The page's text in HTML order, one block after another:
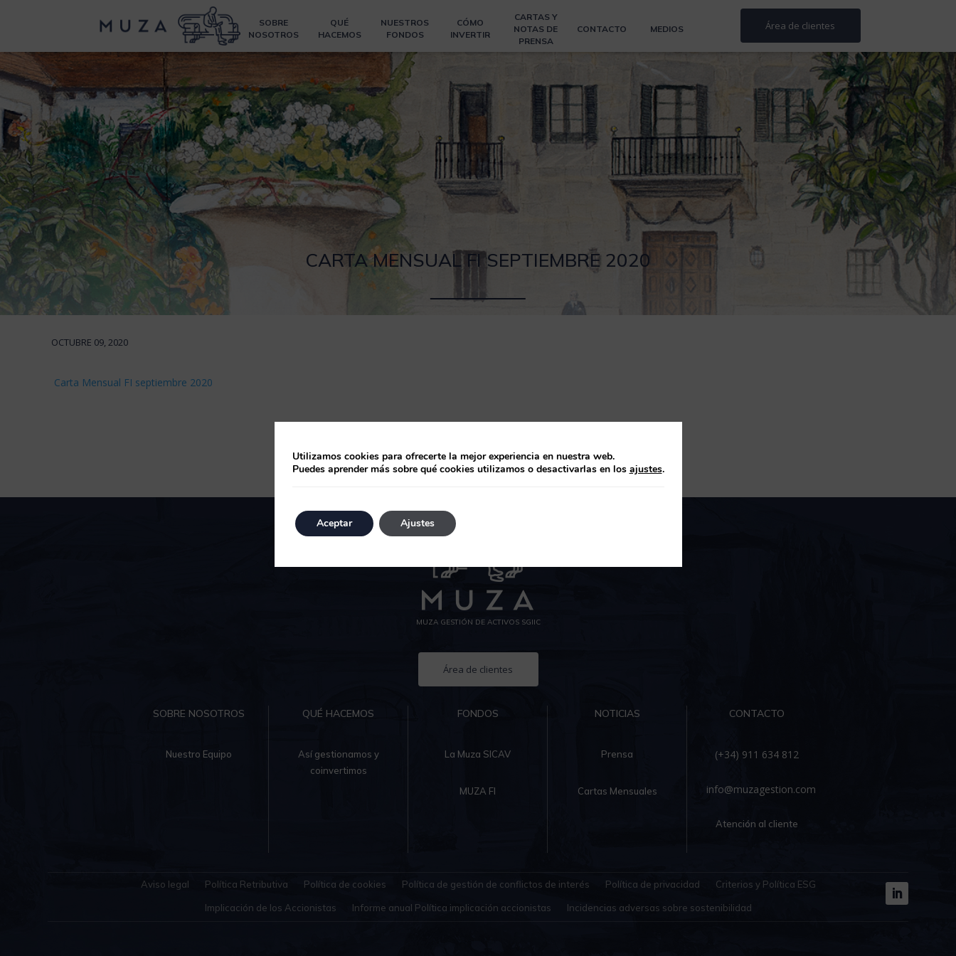
SOBRE
NOSOTROS
QUÉ
HACEMOS
NUESTROS
FONDOS
CÓMO
INVERTIR
CARTAS Y
NOTAS DE
PRENSA
CONTACTO MEDIOS Área de clientes
CARTA MENSUAL FI SEPTIEMBRE 2020
OCTUBRE 09, 2020
Carta Mensual FI septiembre 2020
MUZA GESTIÓN DE ACTIVOS SGIIC
Área de clientes
SOBRE NOSOTROS
Nuestro Equipo
QUÉ HACEMOS
Así gestionamos y
coinvertimos
FONDOS
La Muza SICAV
MUZA FI
NOTICIAS
Prensa
Cartas Mensuales
CONTACTO
(+34) 911 634 812
info@muzagestion.com
Atención al cliente
Aviso legal Política Retributiva Política de cookies Política de gestión de conflictos de interés Política de privacidad Criterios y Política ESG
Implicación de los Accionistas Informe anual Política implicación accionistas Incidencias adversas sobre sostenibilidad
Utilizamos cookies para ofrecerte la mejor experiencia en nuestra web.
Puedes aprender más sobre qué cookies utilizamos o desactivarlas en los ajustes.
Aceptar Ajustes